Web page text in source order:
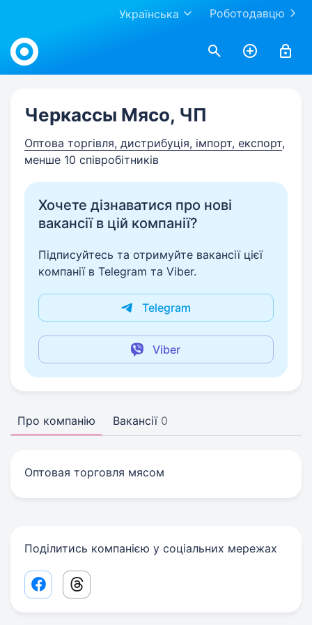
Роботодавцю
Українська
Work.ua
Черкассы Мясо, ЧП
Оптова торгівля, дистрибуція, імпорт, експорт,
менше 10 співробітників
Хочете дізнаватися про нові
вакансії в цій компанії?
Підписуйтесь та отримуйте вакансії цієї
компанії в Telegram та Viber.
Telegram
Viber
Про компанію Вакансії 0
Оптовая торговля мясом
Поділитись компанією у соціальних мережах
Facebook share link
Threads share link